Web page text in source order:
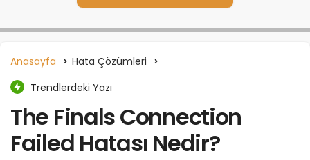
Anasayfa
Hata Çözümleri
Trendlerdeki Yazı
The Finals Connection
Failed Hatası Nedir?